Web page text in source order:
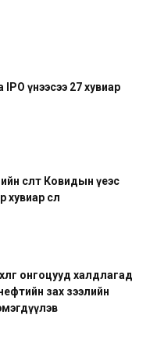
үнээсээ 27 хувиар
өсөлт Ковидын үеэс
өслөө
онгоцууд халдлагад
нефтийн зах зээлийн